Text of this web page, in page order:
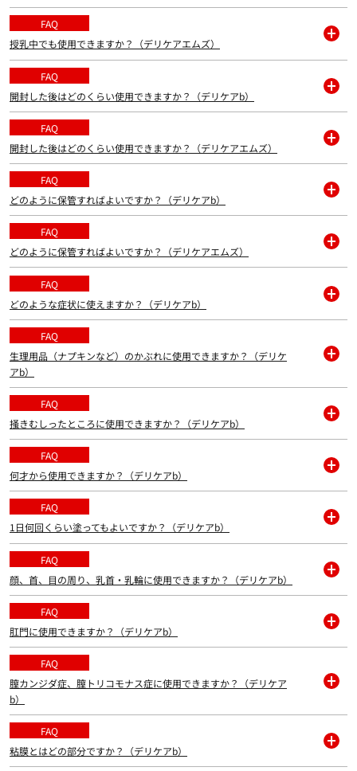
く
FAQ
授乳中でも使用できますか？（デリケアエムズ）
く
FAQ
開封した後はどのくらい使用できますか？（デリケアb）
く
FAQ
開封した後はどのくらい使用できますか？（デリケアエムズ）
く
FAQ
どのように保管すればよいですか？（デリケアb）
く
FAQ
どのように保管すればよいですか？（デリケアエムズ）
く
FAQ
どのような症状に使えますか？（デリケアb）
FAQ
生理用品（ナプキンなど）のかぶれに使用できますか？（デリケ
アb）
FAQ
掻きむしったところに使用できますか？（デリケアb）
く
FAQ
何才から使用できますか？（デリケアb）
く
FAQ
1日何回くらい塗ってもよいですか？（デリケアb）
く
FAQ
顔、首、目の周り、乳首・乳輪に使用できますか？（デリケアb）
く
FAQ
肛門に使用できますか？（デリケアb）
FAQ
膣カンジダ症、膣トリコモナス症に使用できますか？（デリケア
b）
FAQ
粘膜とはどの部分ですか？（デリケアb）